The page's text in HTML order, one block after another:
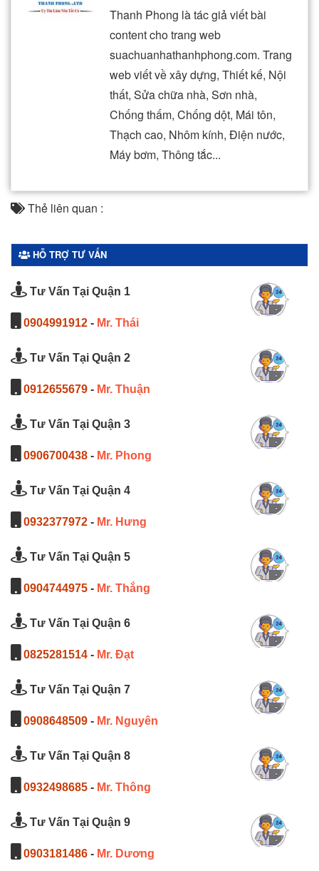
Thanh Phong là tác giả viết bài
content cho trang web
suachuanhathanhphong.com. Trang
web viết về xây dựng, Thiết kế, Nội
thất, Sửa chữa nhà, Sơn nhà,
Chống thấm, Chống dột, Mái tôn,
Thạch cao, Nhôm kính, Điện nước,
Máy bơm, Thông tắc...
Thẻ liên quan :
HỖ TRỢ TƯ VẤN
Tư Vấn Tại Quận 1
0904991912 - Mr. Thái
Tư Vấn Tại Quận 2
0912655679 - Mr. Thuận
Tư Vấn Tại Quận 3
0906700438 - Mr. Phong
Tư Vấn Tại Quận 4
0932377972 - Mr. Hưng
Tư Vấn Tại Quận 5
0904744975 - Mr. Thắng
Tư Vấn Tại Quận 6
0825281514 - Mr. Đạt
Tư Vấn Tại Quận 7
0908648509 - Mr. Nguyên
Tư Vấn Tại Quận 8
0932498685 - Mr. Thông
Tư Vấn Tại Quận 9
0903181486 - Mr. Dương